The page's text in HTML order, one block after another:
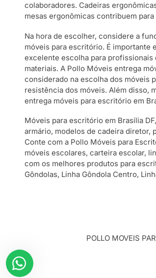
colaboradores. Cadeiras
mesas ergonômicas contribuem
Na hora de escolher, considere a
móveis para escritório. É importante
excelente escolha para profissionais
materiais. A Pollo Móveis entrega
considerado na escolha dos móveis
resistência dos móveis. Além disso,
entrega móveis para escritório em
Móveis para escritório em Brasília
armário, modelos de cadeira diretor,
Conte com a Pollo Móveis para
móveis escolares, carteira escolar,
com os melhores produtos para
Gôndolas, Linha Gôndola Centro,
POLLO MOVEIS